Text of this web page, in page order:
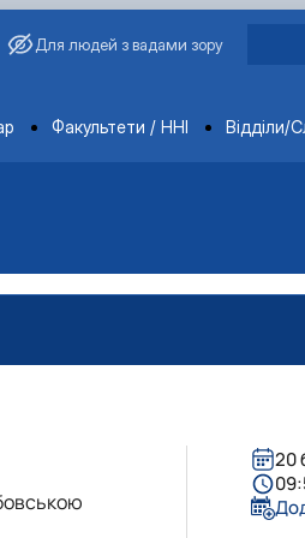
Для людей з вадами зору
Факультети / ННІ Відділи/
20